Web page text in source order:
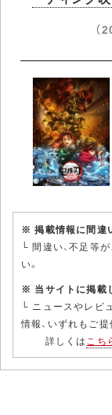
（
※ 掲載情報に間違
└ 間違い、不足等
い。
※ 当サイトに掲載
└ ニュースやレビ
情報、いずれもご提
詳しくはこち